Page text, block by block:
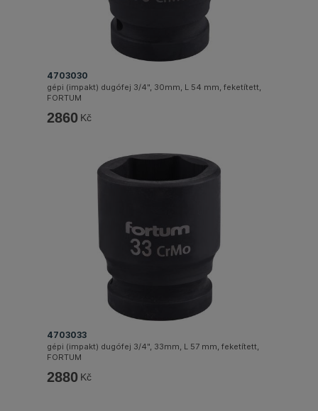
4703030
gépi (impakt) dugófej 3/4", 30mm, L 54 mm, feketített,
FORTUM
2860 Kč
4703033
gépi (impakt) dugófej 3/4", 33mm, L 57 mm, feketített,
FORTUM
2880 Kč